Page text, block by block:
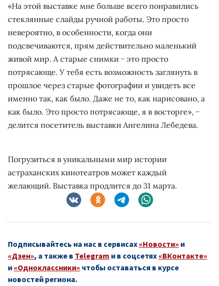
«На этой выставке мне больше всего понравились
стеклянные слайды ручной работы. Это просто
невероятно, в особенности, когда они
подсвечиваются, прям действительно маленький
живой мир. А старые снимки − это просто
потрясающе. У тебя есть возможность заглянуть в
прошлое через старые фотографии и увидеть все
именно так, как было. Даже не то, как нарисовано, а
как было. Это просто потрясающе, я в восторге», −
делится посетитель выставки Ангелина Лебедева.
Погрузиться в уникальными мир истории
астраханских кинотеатров может каждый
желающий. Выставка продлится до 31 марта.
Подписывайтесь на нас в сервисах «Новости» и
«Дзен», а также в Telegram и в соцсетях «ВКонтакте»
и «Одноклассники» чтобы оставаться в курсе
новостей региона.